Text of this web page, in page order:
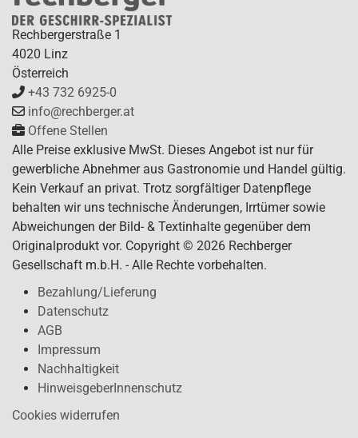
Rechbergerstraße 1
4020 Linz
Österreich
+43 732 6925-0
info@rechberger.at
Offene Stellen
Alle Preise exklusive MwSt. Dieses Angebot ist nur für
gewerbliche Abnehmer aus Gastronomie und Handel gültig.
Kein Verkauf an privat. Trotz sorgfältiger Datenpflege
behalten wir uns technische Änderungen, Irrtümer sowie
Abweichungen der Bild- & Textinhalte gegenüber dem
Originalprodukt vor. Copyright © 2026 Rechberger
Gesellschaft m.b.H. - Alle Rechte vorbehalten.
Bezahlung/Lieferung
Datenschutz
AGB
Impressum
Nachhaltigkeit
HinweisgeberInnenschutz
Cookies widerrufen